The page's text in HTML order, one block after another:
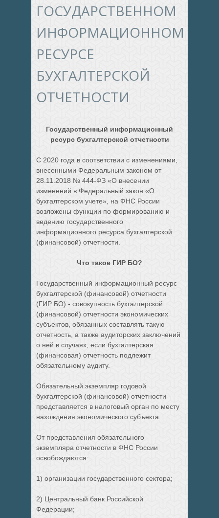
ГОСУДАРСТВЕННОМ
ИНФОРМАЦИОННОМ
РЕСУРСЕ
БУХГАЛТЕРСКОЙ
ОТЧЕТНОСТИ
Государственный информационный
ресурс бухгалтерской отчетности
С 2020 года в соответствии с изменениями,
внесенными Федеральным законом от
28.11.2018 № 444-ФЗ «О внесении
изменений в Федеральный закон «О
бухгалтерском учете», на ФНС России
возложены функции по формированию и
ведению государственного
информационного ресурса бухгалтерской
(финансовой) отчетности.
Что такое ГИР БО?
Государственный информационный ресурс
бухгалтерской (финансовой) отчетности
(ГИР БО) - совокупность бухгалтерской
(финансовой) отчетности экономических
субъектов, обязанных составлять такую
отчетность, а также аудиторских заключений
о ней в случаях, если бухгалтерская
(финансовая) отчетность подлежит
обязательному аудиту.
Обязательный экземпляр годовой
бухгалтерской (финансовой) отчетности
представляется в налоговый орган по месту
нахождения экономического субъекта.
От представления обязательного
экземпляра отчетности в ФНС России
освобождаются:
1) организации государственного сектора;
2) Центральный банк Российской
Федерации;